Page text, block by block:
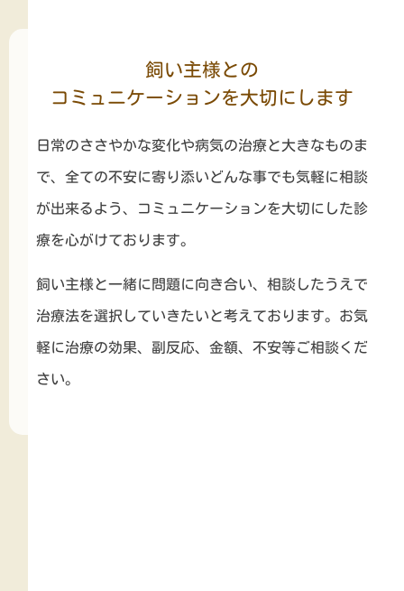
飼い主様との
コミュニケーションを大切にします
日常のささやかな変化や病気の治療と大きなものま
で、全ての不安に寄り添いどんな事でも気軽に相談
が出来るよう、コミュニケーションを大切にした診
療を心がけております。
飼い主様と一緒に問題に向き合い、相談したうえで
治療法を選択していきたいと考えております。お気
軽に治療の効果、副反応、金額、不安等ご相談くだ
さい。